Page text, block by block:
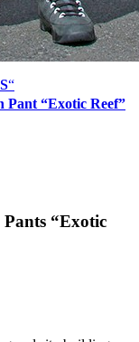
“
Pant “Exotic Reef”
Pants “Exotic